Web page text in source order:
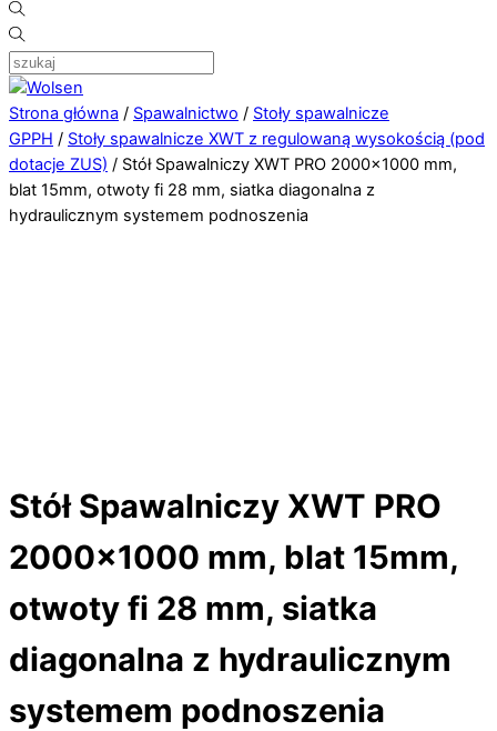
Strona główna / Spawalnictwo / Stoły spawalnicze
GPPH / Stoły spawalnicze XWT z regulowaną wysokością (pod
dotacje ZUS) / Stół Spawalniczy XWT PRO 2000×1000 mm,
blat 15mm, otwoty fi 28 mm, siatka diagonalna z
hydraulicznym systemem podnoszenia
Stół Spawalniczy XWT PRO
2000×1000 mm, blat 15mm,
otwoty fi 28 mm, siatka
diagonalna z hydraulicznym
systemem podnoszenia